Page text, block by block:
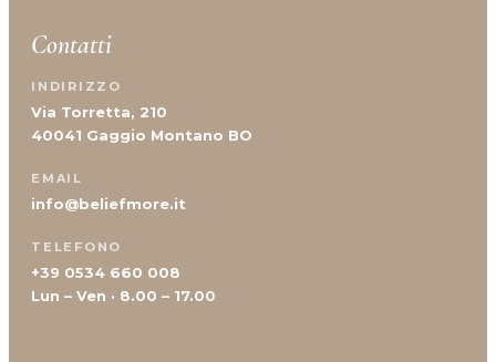
Contatti
INDIRIZZO
Via Torretta, 210
40041 Gaggio Montano BO
EMAIL
info@beliefmore.it
TELEFONO
+39 0534 660 008
Lun – Ven · 8.00 – 17.00